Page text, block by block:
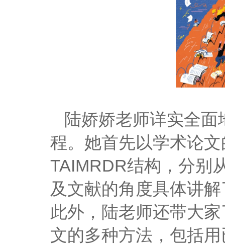
陆娇娇老师详实全
程。她首先以学术论
TAIMRDR结构，分别
及文献的角度具体讲
此外，陆老师还带大
文的多种方法，包括